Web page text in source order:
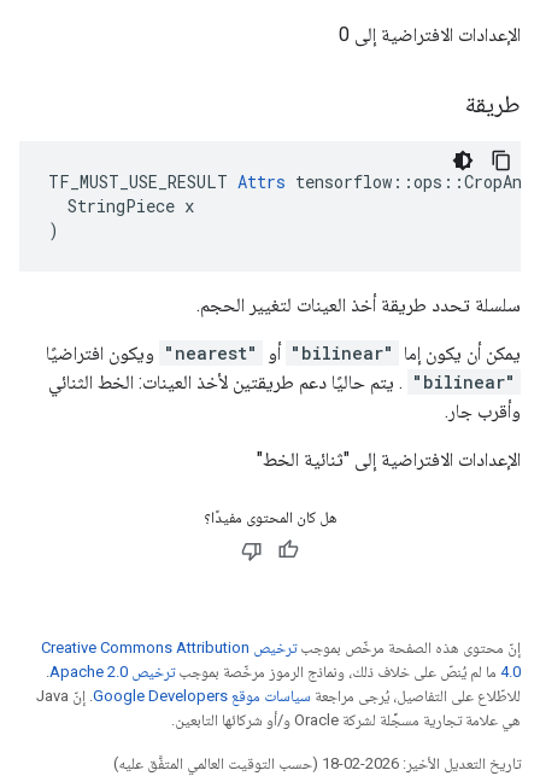
الإعدادات الافتراضية إلى 0
طريقة
TF_MUST_USE_RESULT Attrs
  StringPiece x
)
سلسلة تحدد طريقة أخذ العينات لتغيير الحجم.
يمكن أن يكون إما "bilinear" أو "nearest"
ويكون افتراضيًا
"bilinear"
. يتم حاليًا دعم طريقتين لأخذ العينات: الخط الثنائي
وأقرب جار.
الإعدادات الافتراضية إلى "ثنائية الخط"
هل كان المحتوى مفيدًا؟
إنّ محتوى هذه الصفحة مرخّص بموجب
ترخيص Creative Commons Attribution
4.0‏ ما لم يُنصّ على خلاف ذلك، ونماذج الرموز مرخّصة بموجبترخيص Apache 2.0‏
.
للاطّلاع على التفاصيل، يُرجى مراجعة سياسات موقع Google Developers‏
. إنّ Java
هي علامة تجارية مسجَّلة لشركة Oracle و/أو شركائها التابعين.
تاريخ التعديل الأخير: 2026-02-18 (حسب التوقيت العالمي المتفَّق عليه)